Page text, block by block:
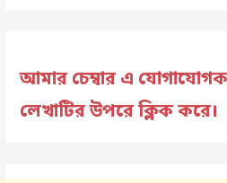
আমার চেম্বার এ
লেখাটির উপরে ক্লিক করে।